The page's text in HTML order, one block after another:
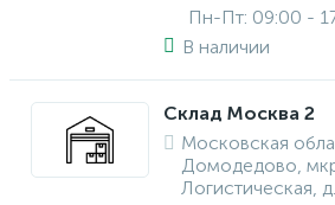
Пн-Пт: 09:00 -
В наличии
Склад Москва 2
Московская
Домодедово,
Логистическая,